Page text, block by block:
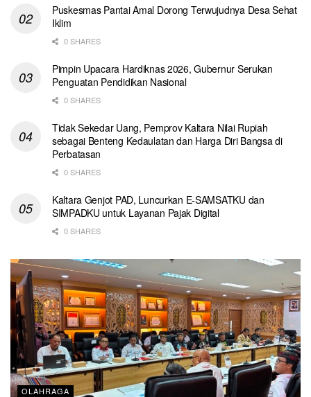
Puskesmas Pantai Amal Dorong Terwujudnya Desa Sehat
Iklim
0 SHARES
Pimpin Upacara Hardiknas 2026, Gubernur Serukan
Penguatan Pendidikan Nasional
0 SHARES
Tidak Sekedar Uang, Pemprov Kaltara Nilai Rupiah
sebagai Benteng Kedaulatan dan Harga Diri Bangsa di
Perbatasan
0 SHARES
Kaltara Genjot PAD, Luncurkan E-SAMSATKU dan
SIMPADKU untuk Layanan Pajak Digital
0 SHARES
OLAHRAGA